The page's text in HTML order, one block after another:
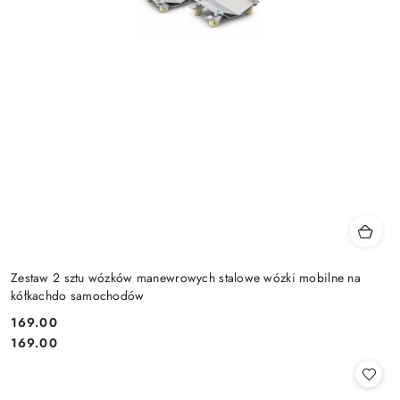
Zestaw 2 sztu wózków manewrowych stalowe wózki mobilne na
kółkachdo samochodów
Cena:
169.00
Cena:
169.00